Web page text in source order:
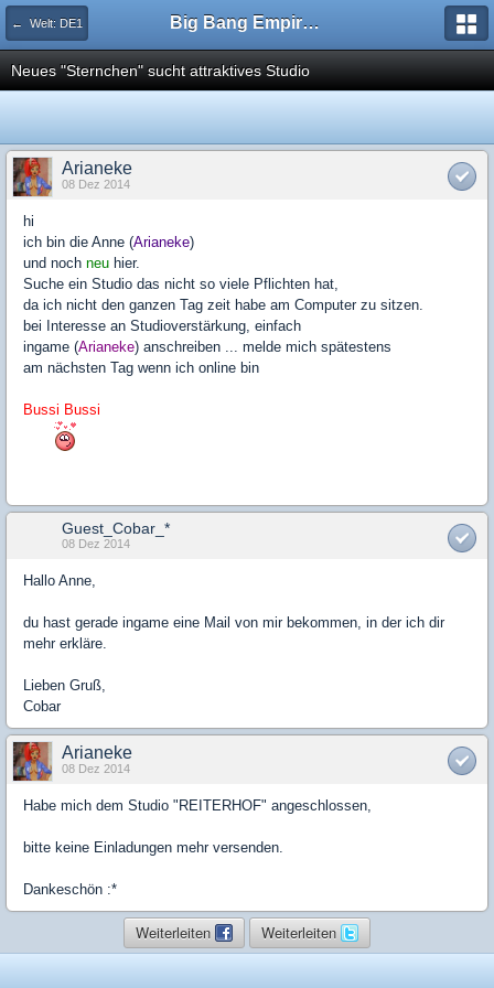
← Welt: DE1 Big Bang Empire - Forum
Neues "Sternchen" sucht attraktives Studio
Arianeke
08 Dez 2014
hi
ich bin die Anne (Arianeke)
und noch neu hier.
Suche ein Studio das nicht so viele Pflichten hat,
da ich nicht den ganzen Tag zeit habe am Computer zu sitzen.
bei Interesse an Studioverstärkung, einfach
ingame (Arianeke) anschreiben ... melde mich spätestens
am nächsten Tag wenn ich online bin
Bussi Bussi
Guest_Cobar_*
08 Dez 2014
Hallo Anne,
du hast gerade ingame eine Mail von mir bekommen, in der ich dir
mehr erkläre.
Lieben Gruß,
Cobar
Arianeke
08 Dez 2014
Habe mich dem Studio "REITERHOF" angeschlossen,
bitte keine Einladungen mehr versenden.
Dankeschön :*
Weiterleiten Weiterleiten